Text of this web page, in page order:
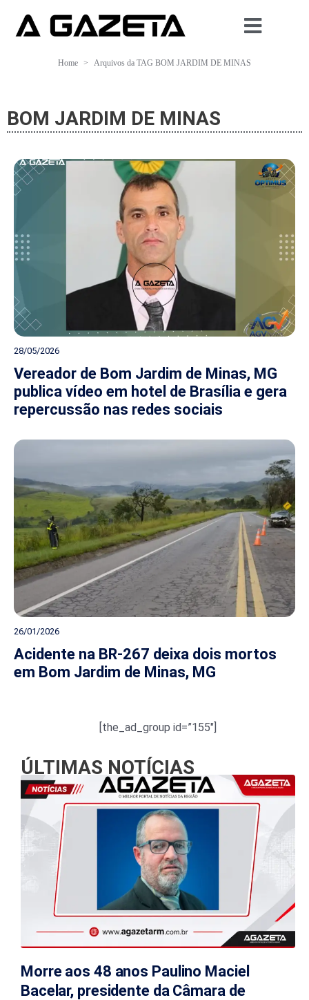
Home Arquivos da TAG BOM JARDIM DE MINAS
BOM JARDIM DE MINAS
28/05/2026
Vereador de Bom Jardim de Minas, MG
publica vídeo em hotel de Brasília e gera
repercussão nas redes sociais
26/01/2026
Acidente na BR-267 deixa dois mortos
em Bom Jardim de Minas, MG
[the_ad_group id=”155″]
ÚLTIMAS NOTÍCIAS
Morre aos 48 anos Paulino Maciel
Bacelar, presidente da Câmara de